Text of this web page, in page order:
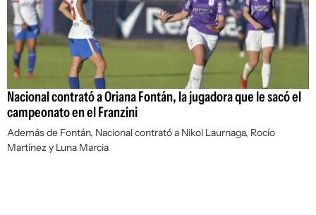
Nacional contrató a Oriana Fontán, la jugadora que le sacó el
campeonato en el Franzini
Además de Fontán, Nacional contrató a Nikol Laurnaga, Rocío
Martínez y Luna Marcia